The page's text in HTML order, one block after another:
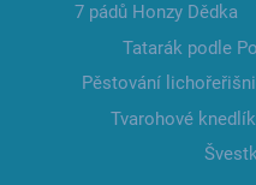
7 pádů Honzy Dědka
Tatarák podle
Pěstování
Tvarohové